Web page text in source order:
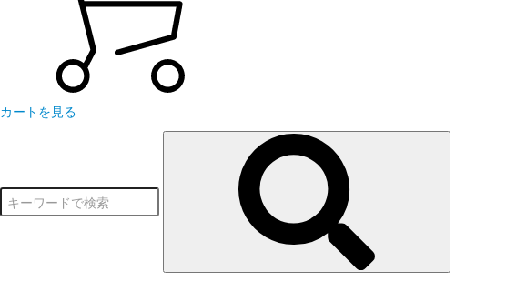
カートを見る